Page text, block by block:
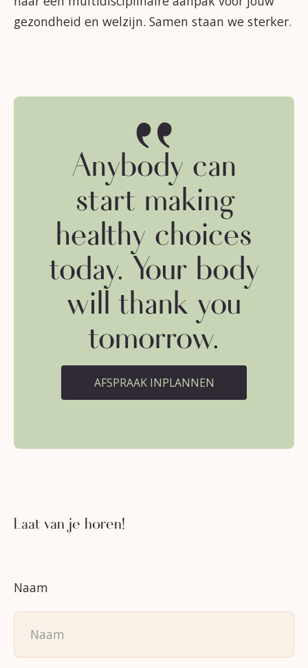
gezondheid en welzijn. Samen staan we sterker.
Anybody can
start making
healthy choices
today. Your body
will thank you
tomorrow.
“
AFSPRAAK INPLANNEN
Laat van je horen!
Naam